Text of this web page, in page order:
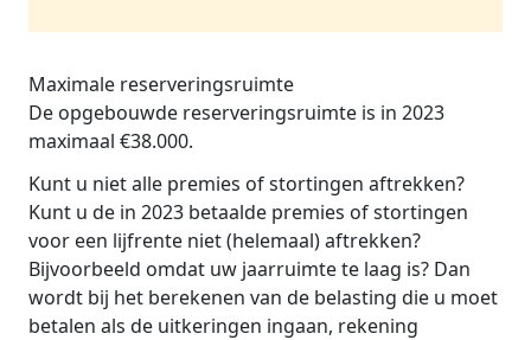
Maximale reserveringsruimte
De opgebouwde reserveringsruimte is in 2023
maximaal €38.000.
Kunt u niet alle premies of stortingen aftrekken?
Kunt u de in 2023 betaalde premies of stortingen
voor een lijfrente niet (helemaal) aftrekken?
Bijvoorbeeld omdat uw jaarruimte te laag is? Dan
wordt bij het berekenen van de belasting die u moet
betalen als de uitkeringen ingaan, rekening